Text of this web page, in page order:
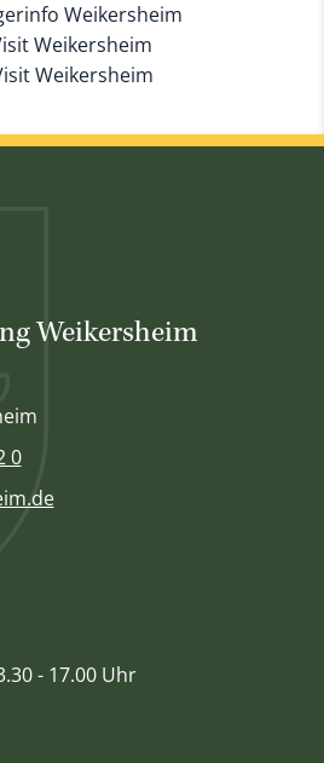
Weikersheim
Weikersheim
Weikersheim
Weikersheim
0
- 17.00 Uhr